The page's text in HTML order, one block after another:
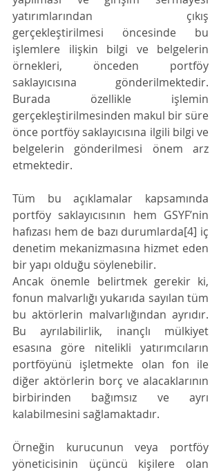
yatırımlarından çıkış
gerçekleştirilmesi öncesinde bu
işlemlere ilişkin bilgi ve belgelerin
örnekleri, önceden portföy
saklayıcısına gönderilmektedir.
Burada özellikle işlemin
gerçekleştirilmesinden makul bir süre
önce portföy saklayıcısına ilgili bilgi ve
belgelerin gönderilmesi önem arz
etmektedir.
Tüm bu açıklamalar kapsamında
portföy saklayıcısının hem GSYF’nin
hafızası hem de bazı durumlarda[4] iç
denetim mekanizmasına hizmet eden
bir yapı olduğu söylenebilir.
Ancak önemle belirtmek gerekir ki,
fonun malvarlığı yukarıda sayılan tüm
bu aktörlerin malvarlığından ayrıdır.
Bu ayrılabilirlik, inançlı mülkiyet
esasına göre nitelikli yatırımcıların
portföyünü işletmekte olan fon ile
diğer aktörlerin borç ve alacaklarının
birbirinden bağımsız ve ayrı
kalabilmesini sağlamaktadır.
Örneğin kurucunun veya portföy
yöneticisinin üçüncü kişilere olan